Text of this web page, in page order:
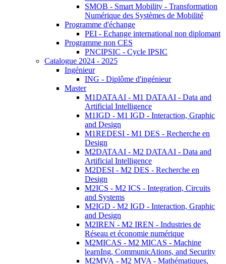
SMOB - Smart Mobility - Transformation
Numérique des Systèmes de Mobilité
Programme d'échange
PEI - Echange international non diplomant
Programme non CES
PNCIPSIC - Cycle IPSIC
Catalogue 2024 - 2025
Ingénieur
ING - Diplôme d'ingénieur
Master
M1DATAAI - M1 DATAAI - Data and
Artificial Intelligence
M1IGD - M1 IGD - Interaction, Graphic
and Design
M1REDESI - M1 DES - Recherche en
Design
M2DATAAI - M2 DATAAI - Data and
Artificial Intelligence
M2DESI - M2 DES - Recherche en
Design
M2ICS - M2 ICS - Integration, Circuits
and Systems
M2IGD - M2 IGD - Interaction, Graphic
and Design
M2IREN - M2 IREN - Industries de
Réseau et économie numérique
M2MICAS - M2 MICAS - Machine
learnIng, CommunicAtions, and Security
M2MVA - M2 MVA - Mathématiques,